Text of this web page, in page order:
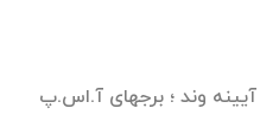
آیینه وند ؛ برجهای آ.اس.پ